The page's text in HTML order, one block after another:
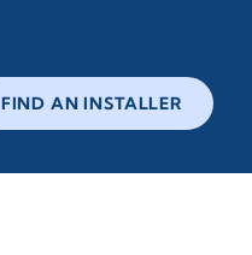
FIND AN INSTALLER